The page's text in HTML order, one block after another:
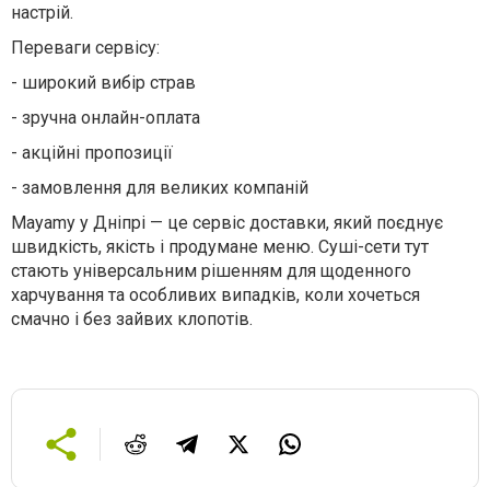
настрій.
Переваги сервісу:
- широкий вибір страв
- зручна онлайн-оплата
- акційні пропозиції
- замовлення для великих компаній
Mayamy у Дніпрі — це сервіс доставки, який поєднує
швидкість, якість і продумане меню. Суші-сети тут
стають універсальним рішенням для щоденного
харчування та особливих випадків, коли хочеться
смачно і без зайвих клопотів.